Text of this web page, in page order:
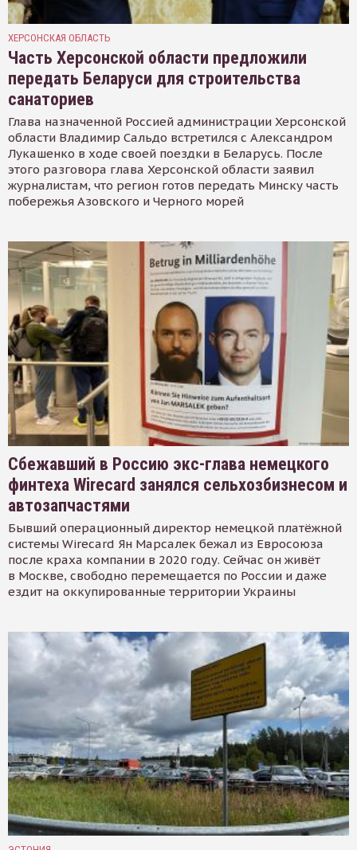
ХЕРСОНСКАЯ ОБЛАСТЬ
Часть Херсонской области предложили
передать Беларуси для строительства
санаториев
Глава назначенной Россией администрации Херсонской
области Владимир Сальдо встретился с Александром
Лукашенко в ходе своей поездки в Беларусь. После
этого разговора глава Херсонской области заявил
журналистам, что регион готов передать Минску часть
побережья Азовского и Черного морей
Сбежавший в Россию экс-глава немецкого
финтеха Wirecard занялся сельхозбизнесом и
автозапчастями
Бывший операционный директор немецкой платёжной
системы Wirecard Ян Марсалек бежал из Евросоюза
после краха компании в 2020 году. Сейчас он живёт
в Москве, свободно перемещается по России и даже
ездит на оккупированные территории Украины